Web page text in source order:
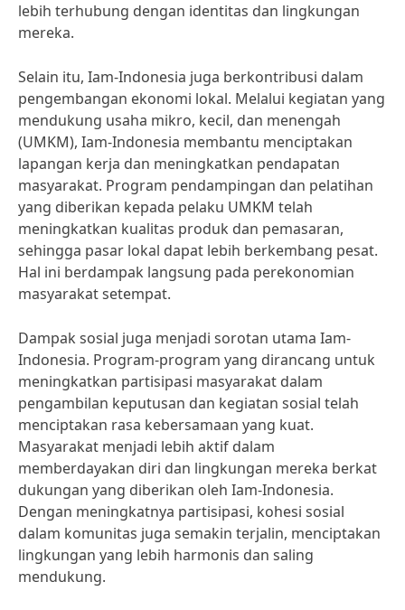
lebih terhubung dengan identitas dan lingkungan
mereka.
Selain itu, Iam-Indonesia juga berkontribusi dalam
pengembangan ekonomi lokal. Melalui kegiatan yang
mendukung usaha mikro, kecil, dan menengah
(UMKM), Iam-Indonesia membantu menciptakan
lapangan kerja dan meningkatkan pendapatan
masyarakat. Program pendampingan dan pelatihan
yang diberikan kepada pelaku UMKM telah
meningkatkan kualitas produk dan pemasaran,
sehingga pasar lokal dapat lebih berkembang pesat.
Hal ini berdampak langsung pada perekonomian
masyarakat setempat.
Dampak sosial juga menjadi sorotan utama Iam-
Indonesia. Program-program yang dirancang untuk
meningkatkan partisipasi masyarakat dalam
pengambilan keputusan dan kegiatan sosial telah
menciptakan rasa kebersamaan yang kuat.
Masyarakat menjadi lebih aktif dalam
memberdayakan diri dan lingkungan mereka berkat
dukungan yang diberikan oleh Iam-Indonesia.
Dengan meningkatnya partisipasi, kohesi sosial
dalam komunitas juga semakin terjalin, menciptakan
lingkungan yang lebih harmonis dan saling
mendukung.